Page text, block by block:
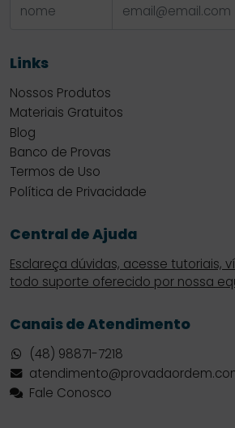
Links
Nossos Produtos
Materiais Gratuitos
Blog
Banco de Provas
Termos de Uso
Política de Privacidade
Central de Ajuda
Esclareça dúvidas, acesse tutoriais,
todo suporte oferecido por nossa
Canais de Atendimento
(48) 98871-7218
Fale Conosco